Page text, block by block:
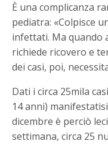
È una complicanza
pediatra: «Colpisce
infettati. Ma quando
richiede ricovero e
dei casi, poi,
Dati i circa 25mila
14 anni)
dicembre è perciò
settimana, circa 25